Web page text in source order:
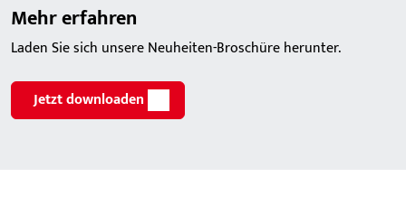
Mehr erfahren
Laden Sie sich unsere Neuheiten-Broschüre herunter.
Jetzt downloaden